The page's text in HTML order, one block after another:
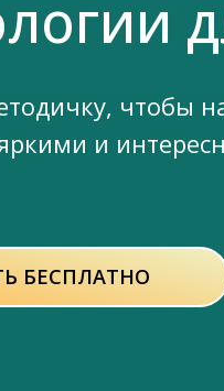
чтобы
и
БЕСПЛАТНО